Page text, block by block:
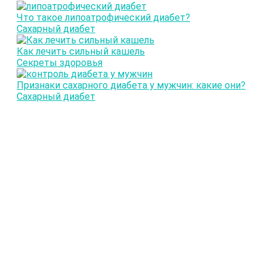
Что такое липоатрофический диабет?
Сахарный диабет
Как лечить сильный кашель
Секреты здоровья
Признаки сахарного диабета у мужчин: какие они?
Сахарный диабет